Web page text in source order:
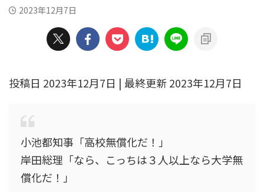
2023年12月7日
投稿日 2023年12月7日 | 最終更新 2023年12月7日
小池都知事「高校無償化だ！」
岸田総理「なら、こっちは３人以上なら大学無
償化だ！」